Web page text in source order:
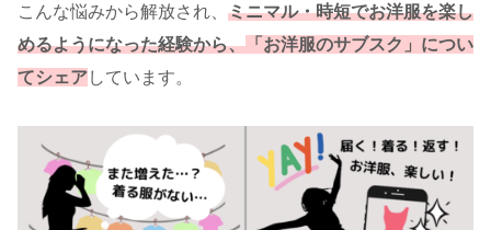
こんな悩みから解放され、 ミニマル・時短でお洋服を楽し
めるようになった経験から、 「お洋服のサブスク」につい
てシェアしています。